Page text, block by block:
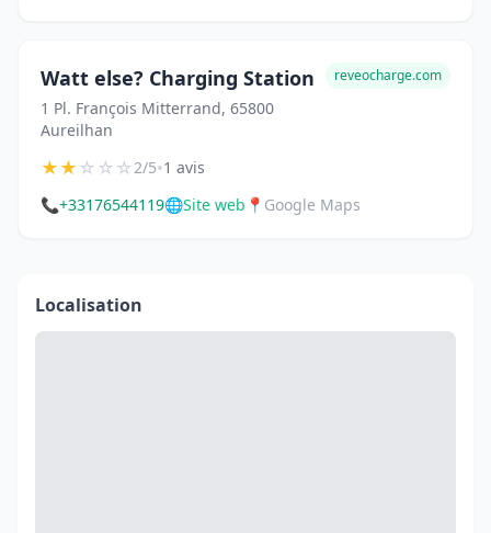
Watt else? Charging Station
1 Pl. François Mitterrand, 65800
Aureilhan
reveocharge.com
★★☆☆☆2/5•1 avis
📞+33176544119🌐Site web 📍 Google Maps
Localisation